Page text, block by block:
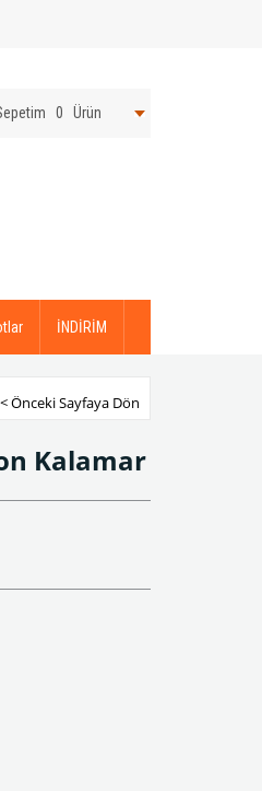
0 Ürün
İNDİRİM
Önceki Sayfaya Dön
Kalamar